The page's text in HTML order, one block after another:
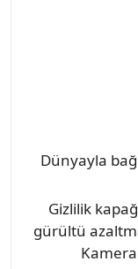
Dünyayla
Gizlilik
gürültü